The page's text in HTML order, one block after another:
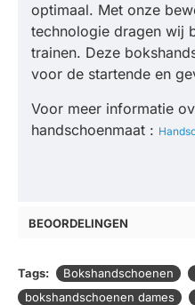
optimaal. Met onze
technologie dragen wij
trainen. Deze
voor de startende en
Voor meer informatie
handschoenmaat :
BEOORDELINGEN
Tags: Bokshandschoenen
bokshandschoenen dames